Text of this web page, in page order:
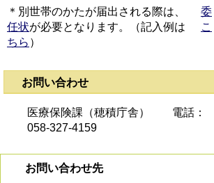
＊別世帯のかたが届出される際は、
委
任状が必要となります。（記入例は
こ
ちら ）
お問い合わせ
医療保険課（穂積庁舎） 電話：
058-327-4159
お問い合わせ先